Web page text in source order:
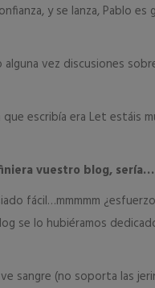
y se lanza, Pablo
vez discusiones
escribía era Let estáis
vuestro blog, sería…
fácil…mmmmm
se lo hubiéramos
sangre (no soporta las